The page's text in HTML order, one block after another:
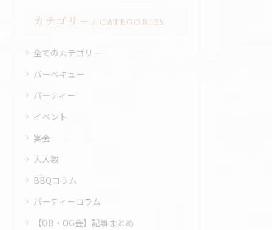
カテゴリー CATEGORIES
全てのカテゴリー
バーベキュー
パーティー
イベント
宴会
大人数
BBQコラム
パーティーコラム
【OB・OG会】記事まとめ